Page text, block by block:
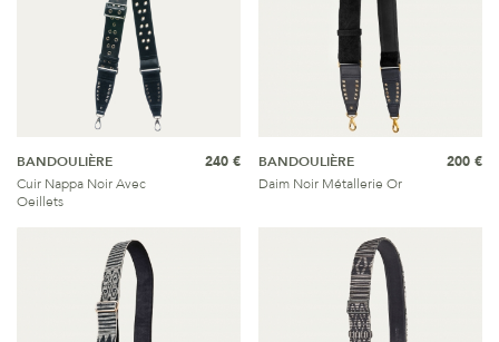
BANDOULIÈRE
Cuir Nappa Noir Avec
Oeillets
240 €
BANDOULIÈRE
Daim Noir Métallerie Or
200 €